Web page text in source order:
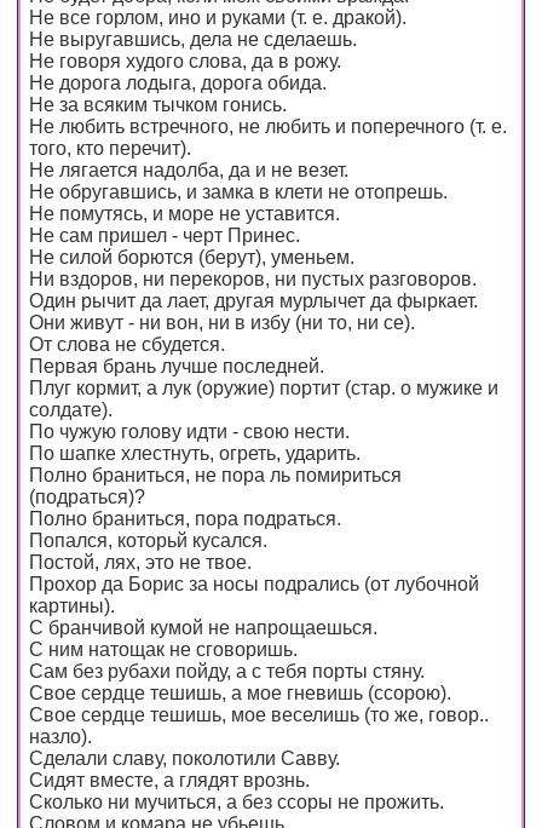
Не все горлом, ино и руками (т. е. дракой).
Не выругавшись, дела не сделаешь.
Не говоря худого слова, да в рожу.
Не дорога лодыга, дорога обида.
Не за всяким тычком гонись.
Не любить встречного, не любить и поперечного (т. е.
того, кто перечит).
Не лягается надолба, да и не везет.
Не обругавшись, и замка в клети не отопрешь.
Не помутясь, и море не уставится.
Не сам пришел - черт Принес.
Не силой борются (берут), уменьем.
Ни вздоров, ни перекоров, ни пустых разговоров.
Один рычит да лает, другая мурлычет да фыркает.
Они живут - ни вон, ни в избу (ни то, ни се).
От слова не сбудется.
Первая брань лучше последней.
Плуг кормит, а лук (оружие) портит (стар. о мужике и
солдате).
По чужую голову идти - свою нести.
По шапке хлестнуть, огреть, ударить.
Полно браниться, не пора ль помириться
(подраться)?
Полно браниться, пора подраться.
Попался, которьй кусался.
Постой, лях, это не твое.
Прохор да Борис за носы подрались (от лубочной
картины).
С бранчивой кумой не напрощаешься.
С ним натощак не сговоришь.
Сам без рубахи пойду, а с тебя порты стяну.
Свое сердце тешишь, а мое гневишь (ссорою).
Свое сердце тешишь, мое веселишь (то же, говор..
назло).
Сделали славу, поколотили Савву.
Сидят вместе, а глядят врознь.
Сколько ни мучиться, а без ссоры не прожить.
Словом и комара не убьешь.